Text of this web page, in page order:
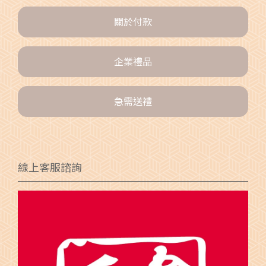
關於付款
企業禮品
急需送禮
線上客服諮詢